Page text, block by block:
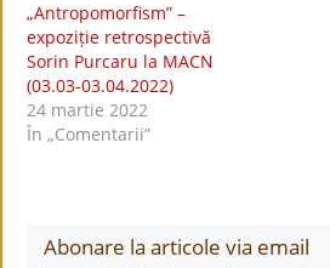
„Antropomorfism” –
expoziție retrospectivă
Sorin Purcaru la MACN
(03.03-03.04.2022)
24 martie 2022
În „Comentarii”
Abonare la articole via email